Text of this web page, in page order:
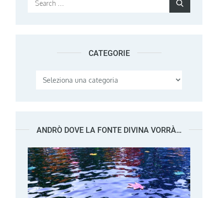
CATEGORIE
Categorie
ANDRÒ DOVE LA FONTE DIVINA VORRÀ…